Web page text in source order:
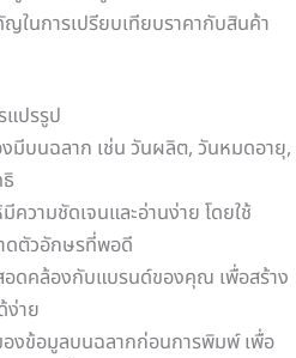
ในการเปรียบเทียบราคากับสินค้า
แปรรูป
มีบนฉลาก เช่น วันผลิต, วันหมดอายุ,
วามชัดเจนและอ่านง่าย โดยใช้
ดตัวอักษรที่พอดี
อดคล้องกับแบรนด์ของคุณ เพื่อสร้าง
ง่าย
งข้อมูลบนฉลากก่อนการพิมพ์ เพื่อ